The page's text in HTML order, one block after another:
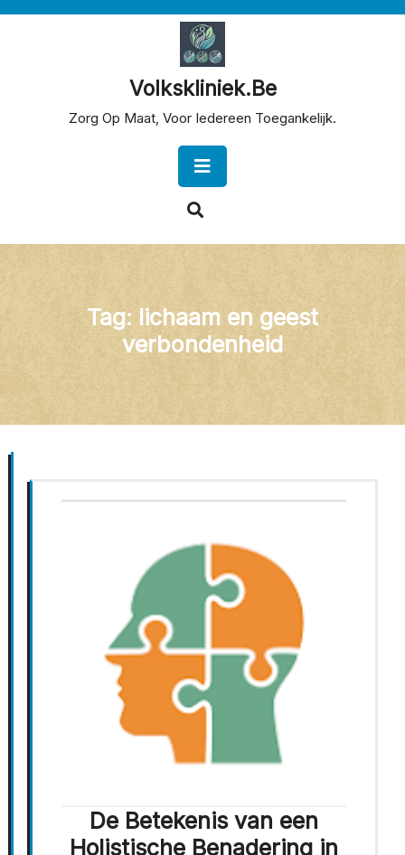
Volkskliniek.be
Zorg Op Maat, Voor Iedereen Toegankelijk.
Button
Tag: lichaam en geest
verbondenheid
De Betekenis van een
Holistische Benadering in